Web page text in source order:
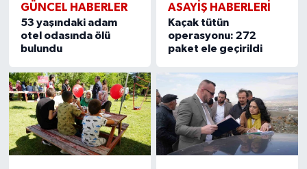
GÜNCEL HABERLER
53 yaşındaki adam
otel odasında ölü
bulundu
ASAYİŞ HABERLERİ
Kaçak tütün
operasyonu: 272
paket ele geçirildi